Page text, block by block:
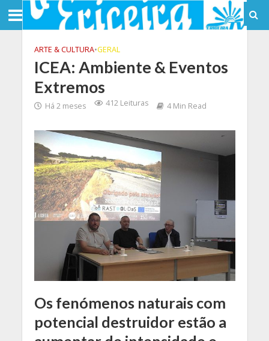
ARTE & CULTURA•GERAL
ICEA: Ambiente & Eventos
Extremos
Há 2 meses 412 Leituras 4 Min Read
Os fenómenos naturais com
potencial destruidor estão a